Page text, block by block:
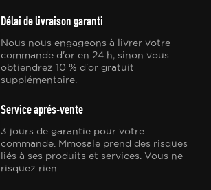
Délai de livraison garanti
Nous nous engageons à livrer votre
commande d'or en 24 h, sinon vous
obtiendrez 10 % d'or gratuit
supplémentaire.
Service aprés-vente
3 jours de garantie pour votre
commande. Mmosale prend des risques
liés à ses produits et services. Vous ne
risquez rien.